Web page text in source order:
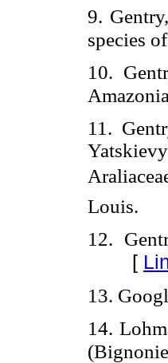
9.
species
10.
11.
Louis.
12.
[
13.
14.